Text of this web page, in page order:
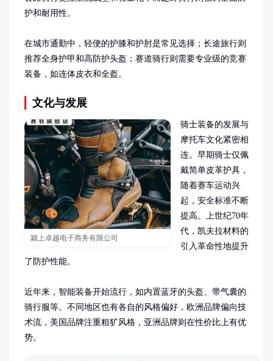
护和耐用性。
在城市通勤中，轻便的护膝和护肘是常见选择；长途旅行则
推荐全身护甲和高防护头盔；赛道骑行则需要专业级的竞赛
装备，如连体皮衣和全盔。
文化与发展
颍上卓越电子商务有限公司
骑士装备的发展与
摩托车文化紧密相
连。早期骑士仅佩
戴简单皮革护具，
随着赛车运动兴
起，安全标准不断
提高。上世纪70年
代，凯夫拉材料的
引入革命性地提升
了防护性能。
近年来，智能装备开始流行，如内置蓝牙的头盔、带气囊的
骑行服等。不同地区也有各自的风格偏好，欧洲品牌偏向技
术流，美国品牌注重粗犷风格，亚洲品牌则在性价比上有优
势。